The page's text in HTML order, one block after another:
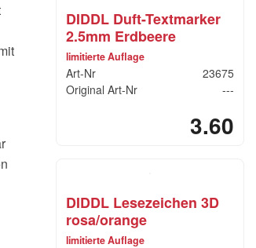
DIDDL Duft-Textmarker
2.5mm Erdbeere
limitierte Auflage
Art-Nr
23675
Original Art-Nr
---
3.60
DIDDL Lesezeichen 3D
rosa/orange
limitierte Auflage